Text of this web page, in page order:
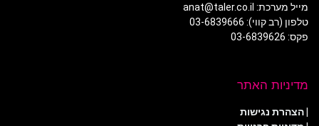
מייל מערכת: anat@taler.co.il
טלפון (רב קווי): 03-6839666
פקס: 03-6839626
מדיניות האתר
|הצהרת נגישות